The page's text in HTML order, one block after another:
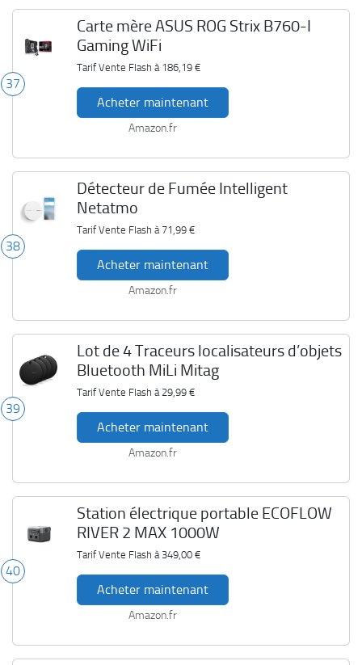
37
Carte mère ASUS ROG Strix B760-I
Gaming WiFi
Tarif Vente Flash à 186,19 €
Acheter maintenant
Amazon.fr
38
Détecteur de Fumée Intelligent
Netatmo
Tarif Vente Flash à 71,99 €
Acheter maintenant
Amazon.fr
39
Lot de 4 Traceurs localisateurs d’objets
Bluetooth MiLi Mitag
Tarif Vente Flash à 29,99 €
Acheter maintenant
Amazon.fr
40
Station électrique portable ECOFLOW
RIVER 2 MAX 1000W
Tarif Vente Flash à 349,00 €
Acheter maintenant
Amazon.fr